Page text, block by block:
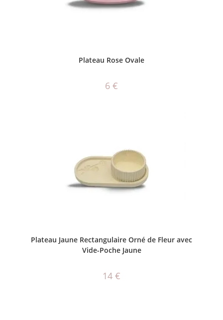
Plateau Rose Ovale
6 €
Plateau Jaune Rectangulaire Orné de Fleur avec
Vide-Poche Jaune
14 €